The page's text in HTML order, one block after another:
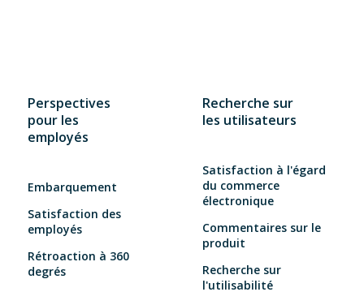
Perspectives
pour les
employés
Embarquement
Satisfaction des
employés
Rétroaction à 360
degrés
Recherche sur
les utilisateurs
Satisfaction à l'égard
du commerce
électronique
Commentaires sur le
produit
Recherche sur
l'utilisabilité